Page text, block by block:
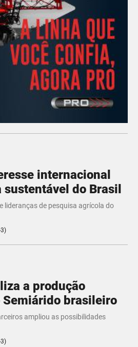
internacional
do Brasil
lideranças de pesquisa agrícola do
a produção
brasileiro
ampliou as possibilidades